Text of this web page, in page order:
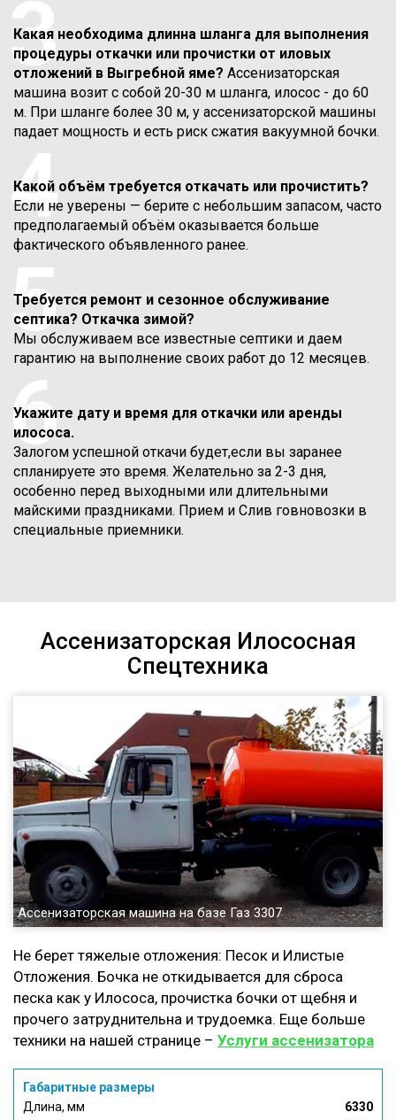
3
Какая необходима длинна шланга для выполнения
процедуры откачки или прочистки от иловых
отложений в Выгребной яме? Ассенизаторская
машина возит с собой 20-30 м шланга, илосос - до 60
м. При шланге более 30 м, у ассенизаторской машины
падает мощность и есть риск сжатия вакуумной бочки.
4
Какой объём требуется откачать или прочистить?
Если не уверены — берите с небольшим запасом, часто
предполагаемый объём оказывается больше
фактического объявленного ранее.
5
Требуется ремонт и сезонное обслуживание
септика? Откачка зимой?
Мы обслуживаем все известные септики и даем
гарантию на выполнение своих работ до 12 месяцев.
6
Укажите дату и время для откачки или аренды
илососа.
Залогом успешной откачи будет,если вы заранее
спланируете это время. Желательно за 2-3 дня,
особенно перед выходными или длительными
майскими праздниками. Прием и Слив говновозки в
специальные приемники.
Ассенизаторская Илососная
Спецтехника
Ассенизаторская машина на базе Газ 3307
Не берет тяжелые отложения: Песок и Илистые
Отложения. Бочка не откидывается для сброса
песка как у Илососа, прочистка бочки от щебня и
прочего затруднительна и трудоемка. Еще больше
техники на нашей странице – Услуги ассенизатора
Габаритные размеры
Длина, мм
6330